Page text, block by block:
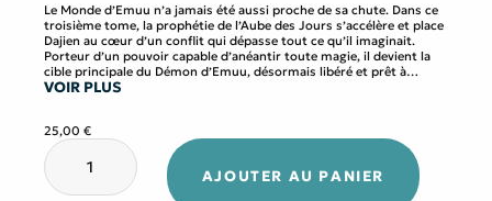
Le Monde d’Emuu n’a jamais été aussi proche de sa chute. Dans ce
troisième tome, la prophétie de l’Aube des Jours s’accélère et place
Dajien au cœur d’un conflit qui dépasse tout ce qu’il imaginait.
Porteur d’un pouvoir capable d’anéantir toute magie, il devient la
cible principale du Démon d’Emuu, désormais libéré et prêt à
déclencher une guerre totale.
émerge : ni la lumière ni les ténèbres ne suffisent à sauver ce
monde. À mesure que l’affrontement final se rapproche, Dajien
devra embrasser son destin… ou risquer de précipiter la fin de tout
ce qui existe.
VOIR PLUS
25,00 €
quantité
de
Les
Aventures
AJOUTER AU PANIER